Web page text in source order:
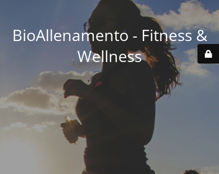
BioAllenamento - Fitness &
Wellness